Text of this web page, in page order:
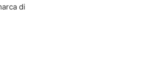
di